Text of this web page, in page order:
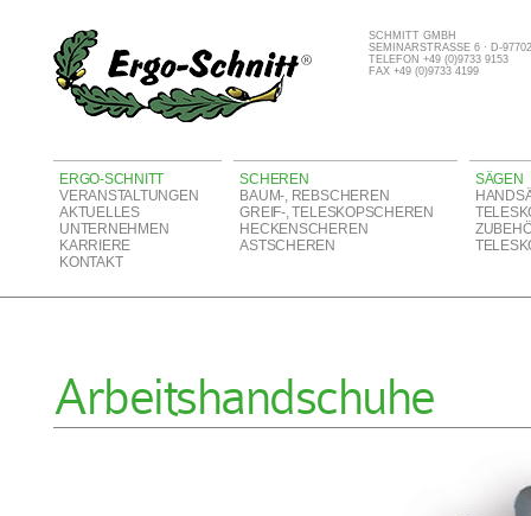
SCHMITT GMBH
SEMINARSTRASSE 6 · D-
TELEFON +49 (0)9733 9153
FAX +49 (0)9733 4199
ERGO-SCHNITT
VERANSTALTUNGEN
AKTUELLES
UNTERNEHMEN
KARRIERE
KONTAKT
SCHEREN
BAUM-, REBSCHEREN
GREIF-, TELESKOPSCHEREN
HECKENSCHEREN
ASTSCHEREN
SÄGEN
Arbeitshandschuhe